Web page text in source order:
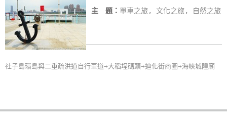
員
帳
戶
客
單
主 題： 單車之旅, 文化之旅, 自然之旅
社子島環島與二重疏洪道自行車道→大稻埕碼頭→迪化街商圈→海峽城隍廟